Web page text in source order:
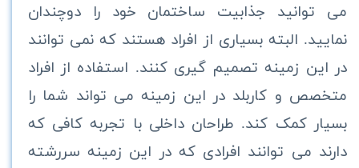
می‌ توانید جذابیت ساختمان خود را دوچندان
نمایید. البته بسیاری از افراد هستند که نمی توانند
در این زمینه تصمیم گیری کنند. استفاده از افراد
متخصص و کاربلد در این زمینه می‌ تواند شما را
بسیار کمک کند. طراحان داخلی با تجربه کافی که
دارند می توانند افرادی که در این زمینه سررشته